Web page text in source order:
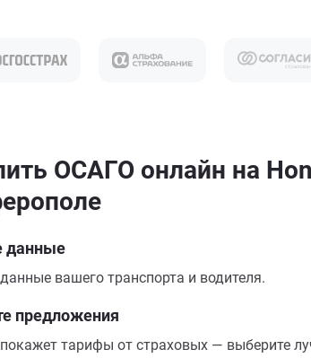
ОСАГО онлайн на
данные
вашего транспорта и водителя.
предложения
тарифы от страховых — выберите